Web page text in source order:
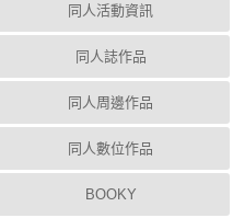
同人活動資訊
同人誌作品
同人周邊作品
同人數位作品
BOOKY